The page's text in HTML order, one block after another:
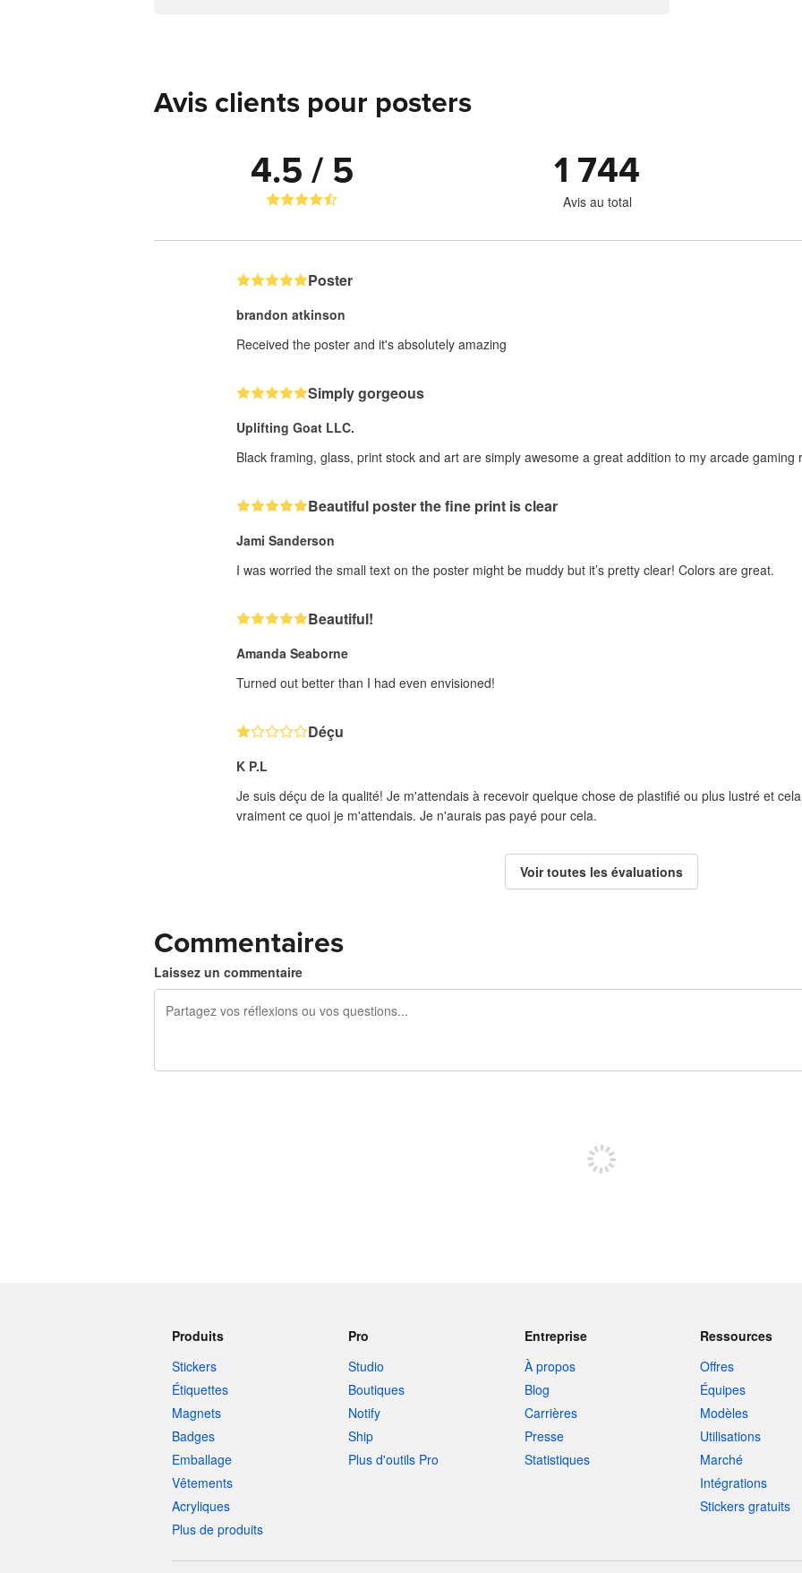
Avis clients pour posters
4.5 / 5 1 744
Avis au total
Poster
brandon atkinson
Received the poster and it's absolutely amazing
Simply gorgeous
Uplifting Goat LLC.
Black framing, glass, print stock and art are simply awesome a great addition to my arcade gaming
Beautiful poster the fine print is clear
Jami Sanderson
I was worried the small text on the poster might be muddy but it’s pretty clear! Colors are great.
Beautiful!
Amanda Seaborne
Turned out better than I had even envisioned!
Déçu
K P.L
Je suis déçu de la qualité! Je m'attendais à recevoir quelque chose de plastifié ou plus lustré et
vraiment ce quoi je m'attendais. Je n'aurais pas payé pour cela.
Voir toutes les évaluations
Commentaires
Laissez un commentaire
Produits
Stickers
Étiquettes
Magnets
Badges
Emballage
Vêtements
Acryliques
Plus de produits
Pro
Studio
Boutiques
Notify
Ship
Plus d'outils Pro
Entreprise
À propos
Blog
Carrières
Presse
Statistiques
Ressources
Offres
Équipes
Modèles
Utilisations
Marché
Intégrations
Stickers gratuits